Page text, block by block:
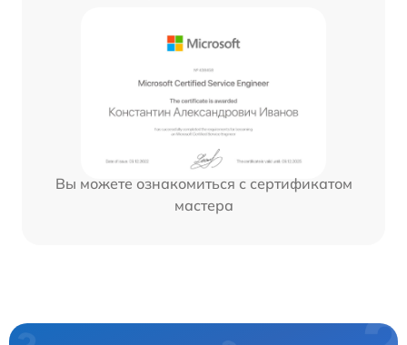
Вы можете ознакомиться с сертификатом
мастера